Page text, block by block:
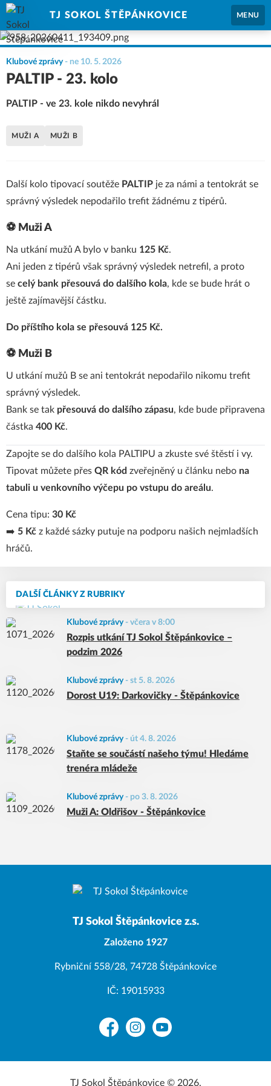
TJ SOKOL ŠTĚPÁNKOVICE MENU
DALŠÍ ČLÁNKY Z RUBRIKY
Klubové zprávy- včera v 8:00
Rozpis utkání TJ Sokol Štěpánkovice –
podzim 2026
Klubové zprávy- st 5. 8. 2026
Dorost U19: Darkovičky - Štěpánkovice
Klubové zprávy- út 4. 8. 2026
Staňte se součástí našeho týmu! Hledáme
trenéra mládeže
Klubové zprávy- po 3. 8. 2026
Muži A: Oldřišov - Štěpánkovice
Klubové zprávy- ne 10. 5. 2026
PALTIP - 23. kolo
PALTIP - ve 23. kole nikdo nevyhrál
MUŽI A MUŽI B
Další kolo tipovací soutěže PALTIP je za námi a tentokrát se
správný výsledek nepodařilo trefit žádnému z tipérů.
⚽ Muži A
Na utkání mužů A bylo v banku 125 Kč.
Ani jeden z tipérů však správný výsledek netrefil, a proto
se celý bank přesouvá do dalšího kola, kde se bude hrát o
ještě zajímavější částku.
Do příštího kola se přesouvá 125 Kč.
⚽ Muži B
U utkání mužů B se ani tentokrát nepodařilo nikomu trefit
správný výsledek.
Bank se tak přesouvá do dalšího zápasu, kde bude připravena
částka 400 Kč.
Zapojte se do dalšího kola PALTIPU a zkuste své štěstí i vy.
Tipovat můžete přes QR kód zveřejněný u článku nebo na
tabuli u venkovního výčepu po vstupu do areálu.
Cena tipu: 30 Kč
➡️ 5 Kč z každé sázky putuje na podporu našich nejmladších
hráčů.
TJ Sokol Štěpánkovice z.s.
Založeno 1927
Rybniční 558/28, 74728 Štěpánkovice
IČ: 19015933
FacebookInstagramYouTube
TJ Sokol Štěpánkovice © 2026.